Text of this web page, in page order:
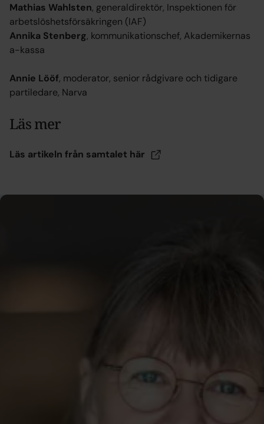
Mathias Wahlsten, generaldirektör, Inspektionen för
arbetslöshetsförsäkringen (IAF)
Annika Stenberg, kommunikationschef, Akademikernas
a-kassa
Annie Lööf, moderator, senior rådgivare och tidigare
partiledare, Narva
Läs mer
Läs artikeln från samtalet här
Hon är van att prata om arbetslöshet och
arbetslöshetsförsäkringen ur flera perspektiv – både